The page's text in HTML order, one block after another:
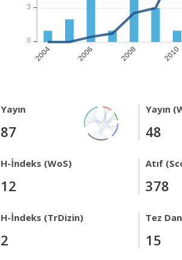
2004 2006 2008 2010
3
0
Yayın
87
Yayın
48
H-İndeks (WoS)
12
Atıf
378
H-İndeks (TrDizin)
2
Tez
15